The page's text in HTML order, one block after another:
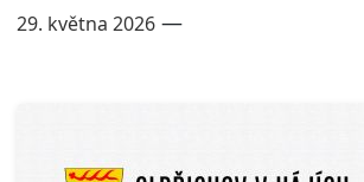
29. května 2026—